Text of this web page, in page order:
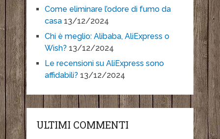
Come eliminare l’odore di fumo da
casa 13/12/2024
Chi è meglio: Alibaba, AliExpress o
Wish? 13/12/2024
Le recensioni su AliExpress sono
affidabili? 13/12/2024
ULTIMI COMMENTI